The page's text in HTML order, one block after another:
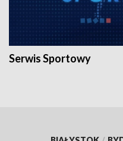
Serwis Sportowy